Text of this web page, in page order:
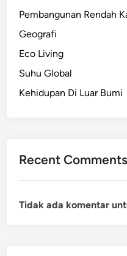
Pembangunan Rendah
Geografi
Eco Living
Suhu Global
Kehidupan Di Luar Bumi
Recent Comments
Tidak ada komentar